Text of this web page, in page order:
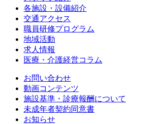
各施設・設備紹介
交通アクセス
職員研修プログラム
地域活動
求人情報
医療・介護経営コラム
お問い合わせ
動画コンテンツ
施設基準・診療報酬について
未成年者契約同意書
お知らせ